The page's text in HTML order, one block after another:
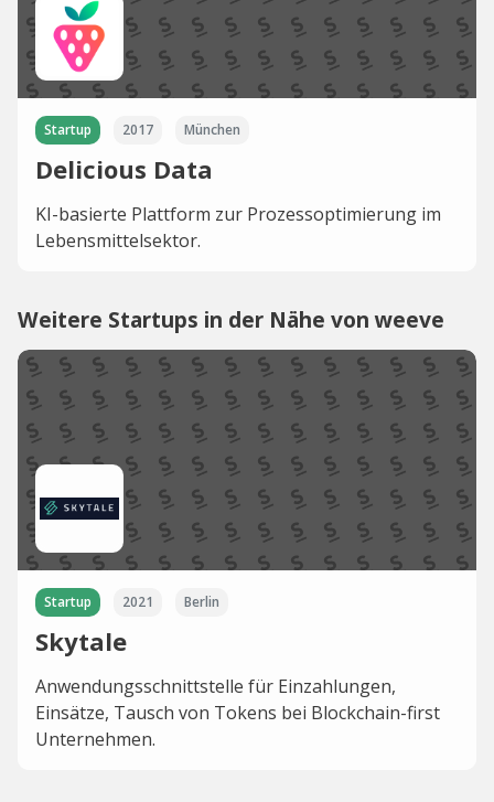
Startup 2017 München
Delicious Data
KI-basierte Plattform zur Prozessoptimierung im
Lebensmittelsektor.
Weitere Startups in der Nähe von weeve
Startup 2021 Berlin
Skytale
Anwendungsschnittstelle für Einzahlungen,
Einsätze, Tausch von Tokens bei Blockchain-first
Unternehmen.